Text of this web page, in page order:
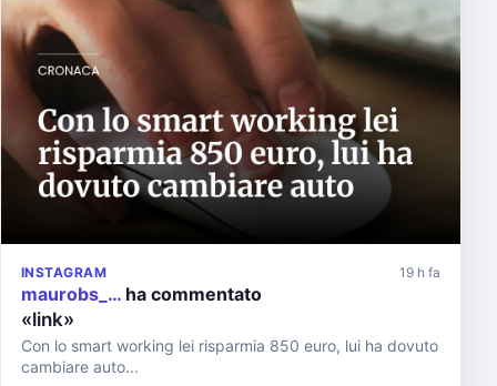
INSTAGRAM 19 h fa
maurobs_… ha commentato
«link»
Con lo smart working lei risparmia 850 euro, lui ha dovuto
cambiare auto...